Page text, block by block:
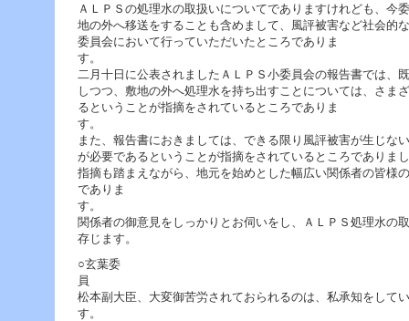
ＡＬＰＳの処理水の取扱いについてでありますけれども、今
地の外へ移送をすることも含めまして、風評被害など社会的
委員会において行っていただいたところでありま
二月十日に公表されましたＡＬＰＳ小委員会の報告書では、
しつつ、敷地の外へ処理水を持ち出すことについては、さま
るということが指摘をされているところでありま
また、報告書におきましては、できる限り風評被害が生じな
が必要であるということが指摘をされているところでありま
指摘も踏まえながら、地元を始めとした幅広い関係者の皆様
でありま
す
関係者の御意見をしっかりとお伺いをし、ＡＬＰＳ処理水の
存じます。
○玄葉委
松本副大臣、大変御苦労されておられるのは、私承知をして
す